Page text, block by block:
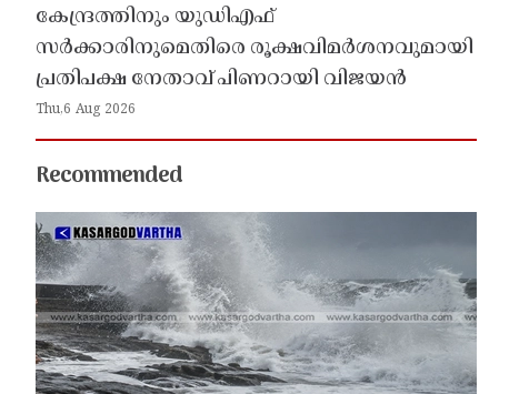
കേന്ദ്രത്തിനും യുഡിഎഫ്
സർക്കാരിനുമെതിരെ രൂക്ഷവിമർശനവുമായി
പ്രതിപക്ഷ നേതാവ് പിണറായി വിജയൻ
Thu,6 Aug 2026
Recommended